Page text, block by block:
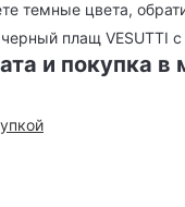
темные цвета,
плащ VESUTTI с
и покупка в